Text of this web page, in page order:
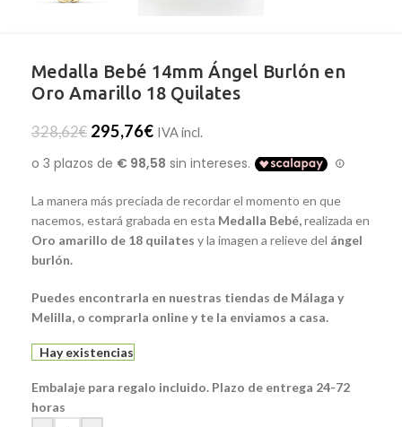
Medalla Bebé 14mm Ángel Burlón en
Oro Amarillo 18 Quilates
328,62€ 295,76€ IVA incl.
La manera más preciada de recordar el momento en que
nacemos, estará grabada en esta Medalla Bebé,realizada en
Oro amarillo de 18 quilates y la imagen a relieve del ángel
burlón.
Puedes encontrarla en nuestras tiendas de Málaga y
Melilla, o comprarla online y te la enviamos a casa.
Hay existencias
Embalaje para regalo incluido. Plazo de entrega 24-72
horas